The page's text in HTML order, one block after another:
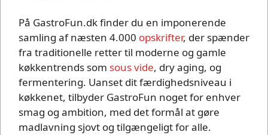
På GastroFun.dk finder du en imponerende
samling af næsten 4.000 opskrifter, der spænder
fra traditionelle retter til moderne og gamle
køkkentrends som sous vide, dry aging, og
fermentering. Uanset dit færdighedsniveau i
køkkenet, tilbyder GastroFun noget for enhver
smag og ambition, med det formål at gøre
madlavning sjovt og tilgængeligt for alle.